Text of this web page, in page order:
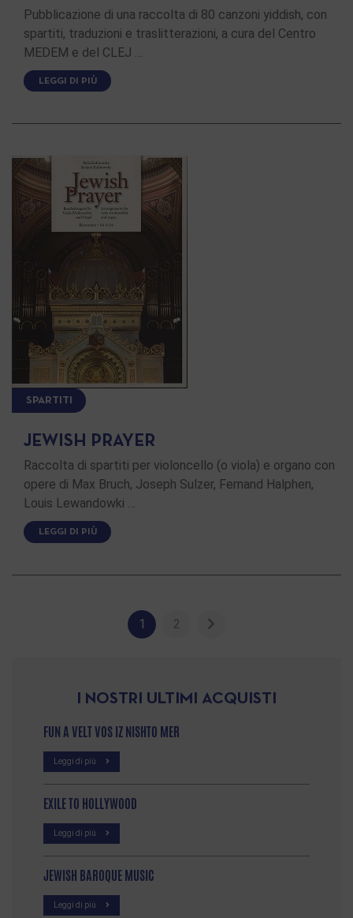
Pubblicazione di una raccolta di 80 canzoni yiddish, con
spartiti, traduzioni e traslitterazioni, a cura del Centro
MEDEM e del CLEJ …
LEGGI DI PIÙ
SPARTITI
JEWISH PRAYER
Raccolta di spartiti per violoncello (o viola) e organo con
opere di Max Bruch, Joseph Sulzer, Fernand Halphen,
Louis Lewandowki …
LEGGI DI PIÙ
1 2
I NOSTRI ULTIMI ACQUISTI
FUN A VELT VOS IZ NISHTO MER
Leggi di più
EXILE TO HOLLYWOOD
Leggi di più
JEWISH BAROQUE MUSIC
Leggi di più